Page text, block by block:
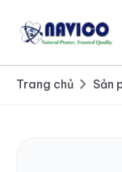
Trang chủ chevron_right Sản